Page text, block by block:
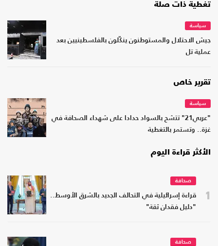
تغطية ذات صلة
سياسة
جيش الاحتلال والمستوطنون ينكّلون بالفلسطينيين بعد
عملية تل
تقرير خاص
سياسة
"عربي21" تتشح بالسواد حدادا على شهداء الصحافة في
غزة.. وتستمر بالتغطية
الأكثر قراءة اليوم
1
صحافة
قراءة إسرائيلية في التحالف الجديد بالشرق الأوسط..
"دليل فقدان ثقة"
صحافة